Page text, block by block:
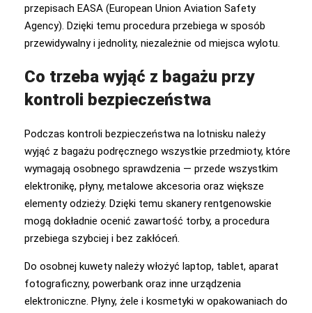
przepisach EASA (European Union Aviation Safety
Agency). Dzięki temu procedura przebiega w sposób
przewidywalny i jednolity, niezależnie od miejsca wylotu.
Co trzeba wyjąć z bagażu przy
kontroli bezpieczeństwa
Podczas kontroli bezpieczeństwa na lotnisku należy
wyjąć z bagażu podręcznego wszystkie przedmioty, które
wymagają osobnego sprawdzenia — przede wszystkim
elektronikę, płyny, metalowe akcesoria oraz większe
elementy odzieży. Dzięki temu skanery rentgenowskie
mogą dokładnie ocenić zawartość torby, a procedura
przebiega szybciej i bez zakłóceń.
Do osobnej kuwety należy włożyć laptop, tablet, aparat
fotograficzny, powerbank oraz inne urządzenia
elektroniczne. Płyny, żele i kosmetyki w opakowaniach do